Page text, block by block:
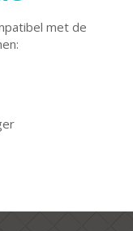
met de